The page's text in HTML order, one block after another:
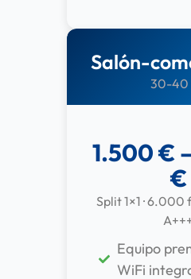
Salón-
30-40
1.500 €
€
Split 1×1 · 6.000
Equipo
WiFi